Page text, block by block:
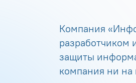
Компания
разработчиком
защиты
компания ни на